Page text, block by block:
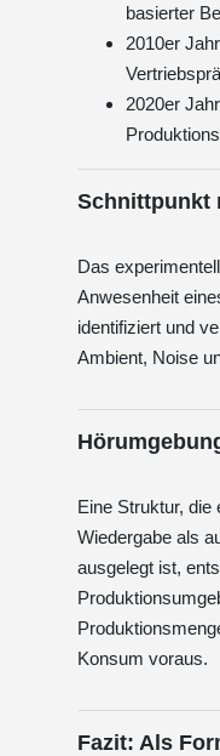
basierter
2010er
2020er
Schnittpunkt
Das
Anwesenheit
identifiziert und
Ambient, Noise
Eine Struktur, die
Wiedergabe als
ausgelegt ist,
Konsum voraus.
Fazit: Als